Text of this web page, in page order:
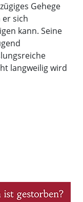
Gehege
er sich
kann. Seine
langweilig wird